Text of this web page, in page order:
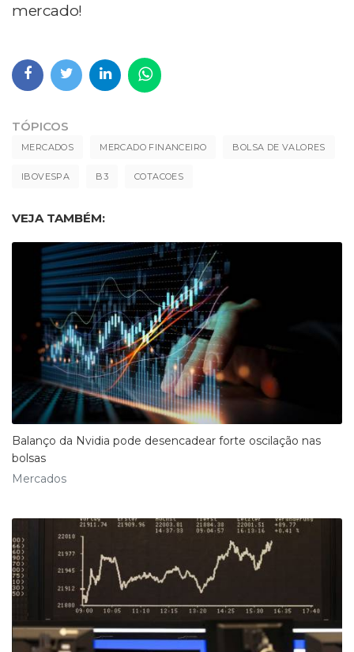
mercado!
TÓPICOS
MERCADOS MERCADO FINANCEIRO BOLSA DE VALORES
IBOVESPA B3 COTACOES
VEJA TAMBÉM:
Balanço da Nvidia pode desencadear forte oscilação nas
bolsas
Mercados